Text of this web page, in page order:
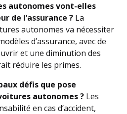
autonomes vont-elles
de l’assurance ? La
autonomes va nécessiter
d’assurance, avec de
et une diminution des
réduire les primes.
défis que pose
autonomes ? Les
en cas d’accident,